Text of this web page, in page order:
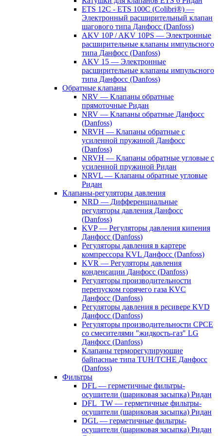
ETS 12C - ETS 100C (Colibri®) —
Электронный расширительный клапан
шагового типа Данфосс (Danfoss)
AKV 10P / AKV 10PS — Электронные
расширительные клапаны импульсного
типа Данфосс (Danfoss)
AKV 15 — Электронные
расширительные клапаны импульсного
типа Данфосс (Danfoss)
Обратные клапаны
NRV — Клапаны обратные
прямоточные Ридан
NRV — Клапаны обратные Данфосс
(Danfoss)
NRVH — Клапаны обратные с
усиленной пружиной Данфосс
(Danfoss)
NRVH — Клапаны обратные угловые с
усиленной пружиной Ридан
NRVL — Клапаны обратные угловые
Ридан
Клапаны-регуляторы давления
NRD — Дифференциальные
регуляторы давления Данфосс
(Danfoss)
KVP — Регуляторы давления кипения
Данфосс (Danfoss)
Регуляторы давления в картере
компрессора KVL Данфосс (Danfoss)
KVR — Регуляторы давления
конденсации Данфосс (Danfoss)
Регуляторы производительности
перепуском горячего газа KVC
Данфосс (Danfoss)
Регуляторы давления в ресивере KVD
Данфосс (Danfoss)
Регуляторы производительности CPCE
со смесителями "жидкость-газ" LG
Данфосс (Danfoss)
Клапаны терморегулирующие
байпасные типа TUH/TCHE Данфосс
(Danfoss)
Фильтры
DFL — герметичные фильтры-
осушители (шариковая засыпка) Ридан
DFL_TW — герметичные фильтры-
осушители (шариковая засыпка) Ридан
DGL — герметичные фильтры-
осушители (шариковая засыпка) Ридан